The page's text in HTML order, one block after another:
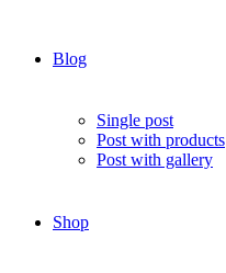
Blog
Single post
Post with products
Post with gallery
Shop